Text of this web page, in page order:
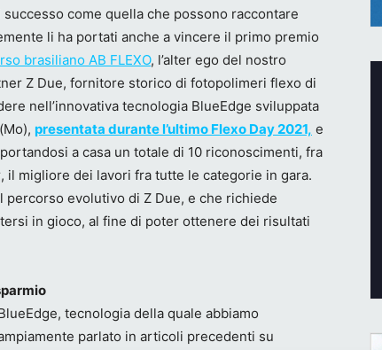
come quella che possono raccontare
li ha portati anche a vincere il primo premio
brasiliano AB FLEXO, l’alter ego del nostro
Z Due, fornitore storico di fotopolimeri flexo di
nell’innovativa tecnologia BlueEdge sviluppata
presentata durante l’ultimo Flexo Day 2021, e
a casa un totale di 10 riconoscimenti, fra
, il migliore dei lavori fra tutte le categorie in gara.
evolutivo di Z Due, e che richiede
in gioco, al fine di poter ottenere dei risultati
tecnologia della quale abbiamo
parlato in articoli precedenti su